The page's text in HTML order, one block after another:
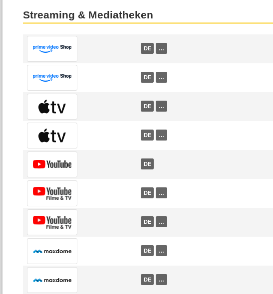
Streaming & Mediatheken
DE …
DE …
DE …
DE …
DE
DE …
DE …
DE …
DE …